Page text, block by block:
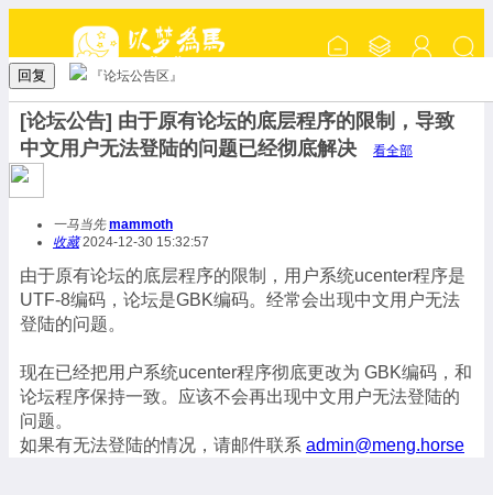
回复 『论坛公告区』
[论坛公告] 由于原有论坛的底层程序的限制，导致
中文用户无法登陆的问题已经彻底解决
看全部
一马当先 mammoth
收藏2024-12-30 15:32:57
由于原有论坛的底层程序的限制，用户系统ucenter程序是
UTF-8编码，论坛是GBK编码。经常会出现中文用户无法
登陆的问题。
现在已经把用户系统ucenter程序彻底更改为 GBK编码，和
论坛程序保持一致。应该不会再出现中文用户无法登陆的
问题。
如果有无法登陆的情况，请邮件联系 admin@meng.horse